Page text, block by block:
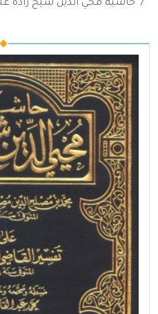
حاشية محي الدين شيخ زاده